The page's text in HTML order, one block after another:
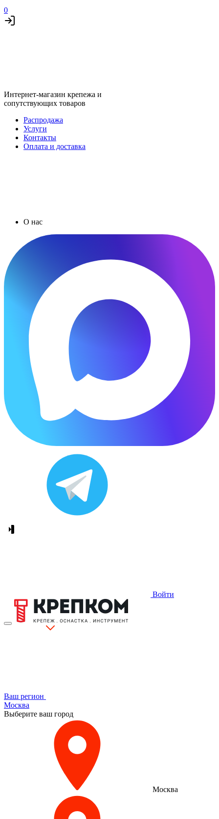
0
Интернет-магазин крепежа и
сопутствующих товаров
Распродажа
Услуги
Контакты
Оплата и доставка
О нас
Войти
Ваш регион
Москва
Выберите ваш город
Москва